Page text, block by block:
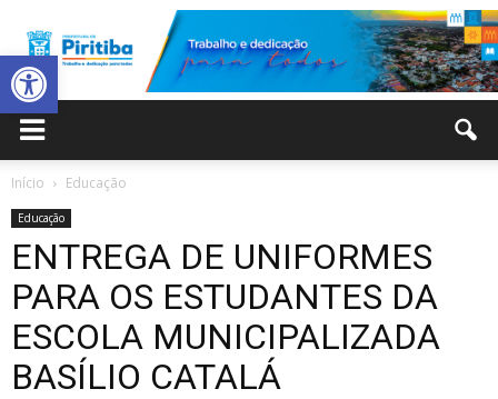
Abrir a barra de ferramentas
Municipal
de
Início Educação
Educação
ENTREGA DE UNIFORMES
PARA OS ESTUDANTES DA
ESCOLA MUNICIPALIZADA
BASÍLIO CATALÁ